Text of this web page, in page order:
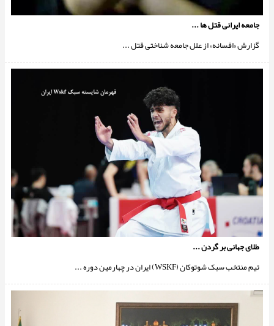
جامعه ايرانی قتل ها ...
گزارش «افسانه» از علل جامعه شناختى قتل ...
طلای جهانی بر گردن ...
تیم منتخب سبک شوتوکان (WSKF) ایران در چهارمين دوره ...